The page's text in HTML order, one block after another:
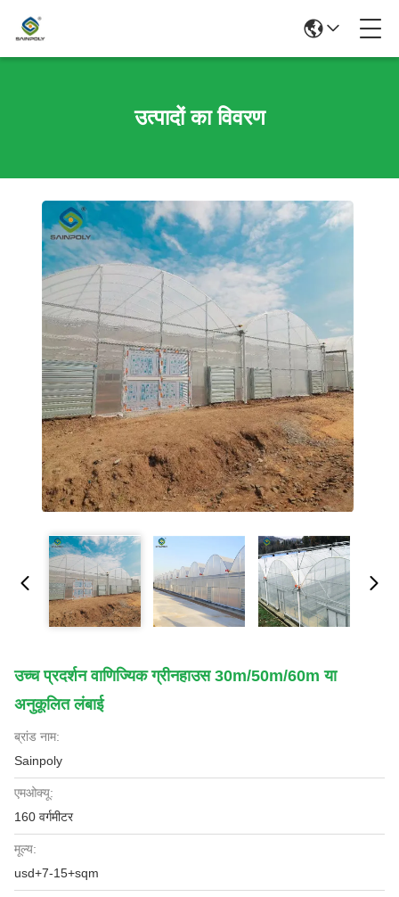
उत्पादों का विवरण
उच्च प्रदर्शन वाणिज्यिक ग्रीनहाउस 30m/50m/60m या
अनुकूलित लंबाई
ब्रांड नाम:
Sainpoly
एमओक्यू:
160 वर्गमीटर
मूल्य:
usd+7-15+sqm